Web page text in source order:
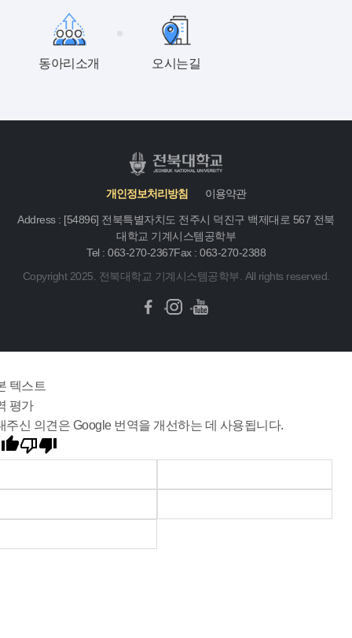
동아리소개 오시는길
개인정보처리방침 이용약관
Address : [54896] 전북특별자치도 전주시 덕진구 백제대로 567 전북
대학교 기계시스템공학부
Tel : 063-270-2367Fax : 063-270-2388
Copyright 2025. 전북대학교 기계시스템공학부. All rights reserved.
텍스트
평가
주신 의견은 Google 번역을 개선하는 데 사용됩니다.